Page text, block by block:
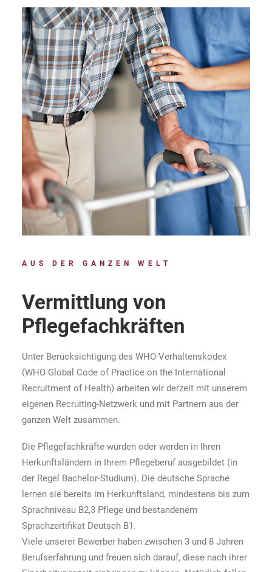
AUS DER GANZEN WELT
Vermittlung von
Pflegefachkräften
Unter Berücksichtigung des WHO-Verhaltenskodex
(WHO Global Code of Practice on the International
Recruitment of Health) arbeiten wir derzeit mit unserem
eigenen Recruiting-Netzwerk und mit Partnern aus der
ganzen Welt zusammen.
Die Pflegefachkräfte wurden oder werden in Ihren
Herkunftsländern in Ihrem Pflegeberuf ausgebildet (in
der Regel Bachelor-Studium). Die deutsche Sprache
lernen sie bereits im Herkunftsland, mindestens bis zum
Sprachniveau B2,3 Pflege und bestandenem
Sprachzertifikat Deutsch B1.
Viele unserer Bewerber haben zwischen 3 und 8 Jahren
Berufserfahrung und freuen sich darauf, diese nach ihrer